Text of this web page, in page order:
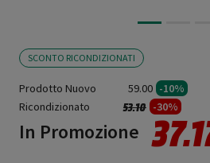
SCONTO RICONDIZIONATI
Prodotto Nuovo 59.00 -10%
Ricondizionato
Prezzo ridotto da
53.10a -30%
In Promozione